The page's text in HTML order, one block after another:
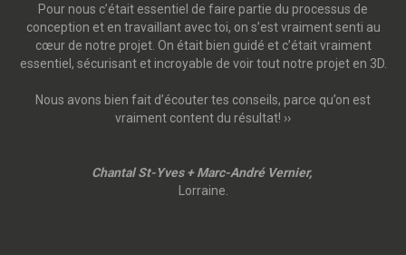
Pour nous c’était essentiel de faire partie du processus de
conception et en travaillant avec toi, on s’est vraiment senti au
cœur de notre projet. On était bien guidé et c’était vraiment
essentiel, sécurisant et incroyable de voir tout notre projet en 3D.
Nous avons bien fait d’écouter tes conseils, parce qu’on est
vraiment content du résultat! ››
Chantal St-Yves + Marc-André Vernier,
Lorraine.